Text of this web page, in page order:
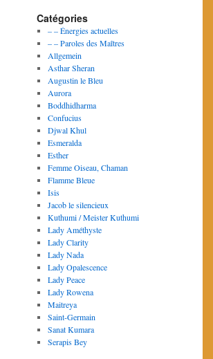
Catégories
– – Énergies actuelles
– – Paroles des Maîtres
Allgemein
Asthar Sheran
Augustin le Bleu
Aurora
Boddhidharma
Confucius
Djwal Khul
Esmeralda
Esther
Femme Oiseau, Chaman
Flamme Bleue
Isis
Jacob le silencieux
Kuthumi / Meister Kuthumi
Lady Améthyste
Lady Clarity
Lady Nada
Lady Opalescence
Lady Peace
Lady Rowena
Maitreya
Saint-Germain
Sanat Kumara
Serapis Bey